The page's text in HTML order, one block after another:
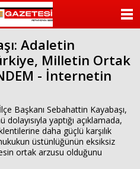
Adaletin
Milletin Ortak
- İnternetin
Başkanı Sebahattin Kayabaşı,
yaptığı açıklamada,
daha güçlü karşılık
üstünlüğünün eksiksiz
ortak arzusu olduğunu
KATEGORİLER
YAZARLAR
FOTO GALERİ
VİDEO GALERİ